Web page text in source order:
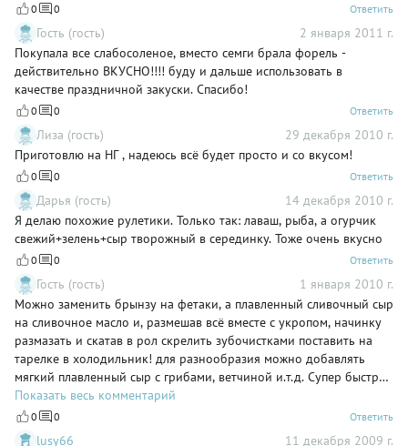
0 0 Ответить
Гость (гость)
2 января 2011 г.
Покупала все слабосоленое, вместо семги брала форель -
действительно ВКУСНО!!!! буду и дальше использовать в
качестве праздничной закуски. Спасибо!
0 0 Ответить
Лиза (гость)
29 декабря 2010 г.
Приготовлю на НГ , надеюсь всё будет просто и со вкусом!
0 0 Ответить
Дарья (гость)
14 декабря 2010 г.
Я делаю похожие рулетики. Только так: лаваш, рыба, а огурчик
свежий+зелень+сыр творожный в серединку. Тоже очень вкусно
0 0 Ответить
Гость (гость)
1 января 2010 г.
Можно заменить брынзу на фетаки, а плавленный сливочный сыр
на сливочное масло и, размешав всё вместе с укропом, начинку
размазать и скатав в рол скрелить зубочистками поставить на
тарелке в холодильник! для разнообразия можно добавлять
мягкий плавленный сыр с грибами, ветчиной и.т.д. Супер быстро,
вкусно, не трудоёмко!
Показать весь комментарий
0 0 Ответить
lusy66
11 декабря 2009 г.